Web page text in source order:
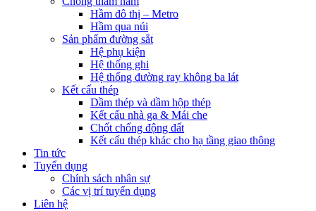
Hầm đô thị – Metro
Hầm qua núi
Sản phẩm đường sắt
Hệ phụ kiện
Hệ thống ghi
Hệ thống đường ray không ba lát
Kết cấu thép
Dầm thép và dầm hộp thép
Kết cấu nhà ga & Mái che
Chốt chống động đất
Kết cấu thép khác cho hạ tầng giao thông
Tin tức
Tuyển dụng
Chính sách nhân sự
Các vị trí tuyển dụng
Liên hệ